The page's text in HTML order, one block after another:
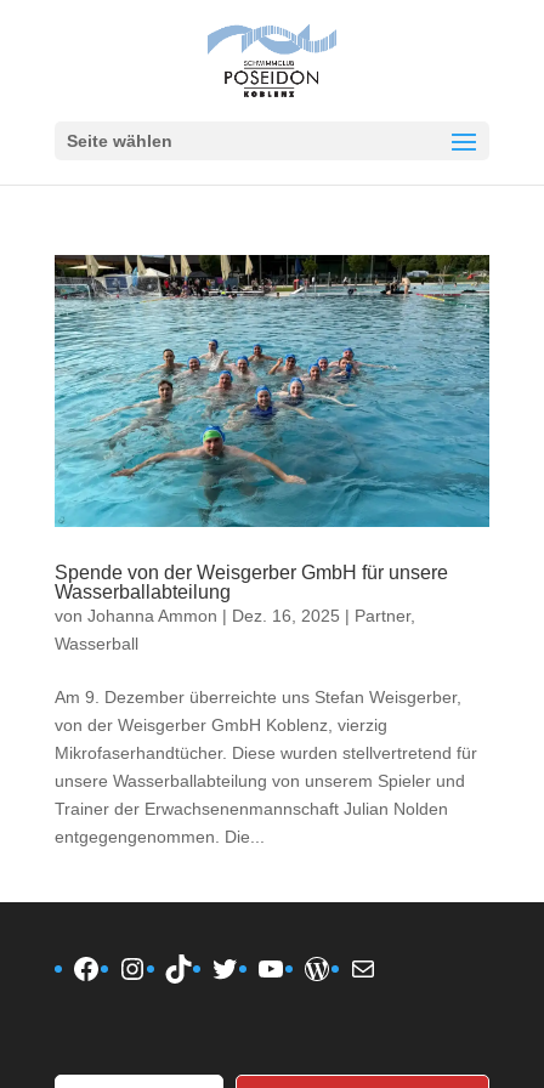
Seite wählen
Spende von der Weisgerber GmbH für unsere
Wasserballabteilung
von Johanna Ammon | Dez. 16, 2025 | Partner,
Wasserball
Am 9. Dezember überreichte uns Stefan Weisgerber,
von der Weisgerber GmbH Koblenz, vierzig
Mikrofaserhandtücher. Diese wurden stellvertretend für
unsere Wasserballabteilung von unserem Spieler und
Trainer der Erwachsenenmannschaft Julian Nolden
entgegengenommen. Die...
Facebook
Instagram
TikTokTwitterYouTube
WordPress
E-Mail